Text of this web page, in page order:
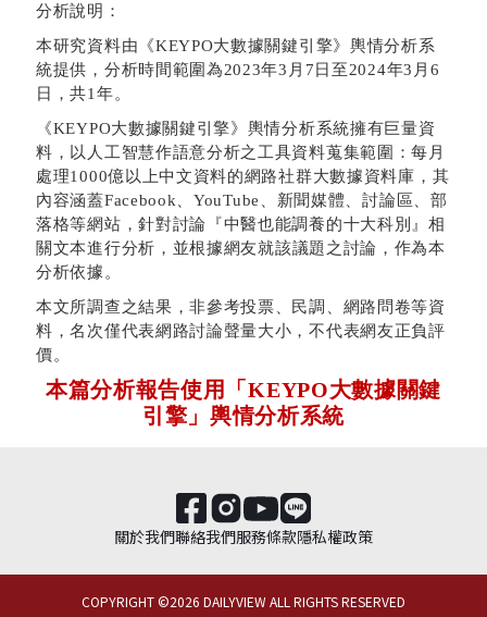
分析說明：
本研究資料由《KEYPO大數據關鍵引擎》輿情分析系
統提供，分析時間範圍為2023年3月7日至2024年3月6
日，共1年。
《KEYPO大數據關鍵引擎》輿情分析系統擁有巨量資
料，以人工智慧作語意分析之工具資料蒐集範圍：每月
處理1000億以上中文資料的網路社群大數據資料庫，其
內容涵蓋Facebook、YouTube、新聞媒體、討論區、部
落格等網站 ，針對討論『中醫也能調養的十大科別』相
關文本進行分析 ，並根據網友就該議題之討論，作為本
分析依據。
本文所調查之結果，非參考投票、民調、網路問卷等資
料，名次僅代表網路討論聲量大小，不代表網友正負評
價。
本篇分析報告使用「KEYPO大數據關鍵
引擎」輿情分析系統
關於我們聯絡我們服務條款隱私權政策
COPYRIGHT ©2026 DAILYVIEW ALL RIGHTS RESERVED